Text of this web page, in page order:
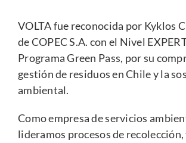
VOLTA fue reconocida por Kyklos
de COPEC S.A. con el Nivel
Programa Green Pass, por su
gestión de residuos en Chile y la
ambiental.
Como empresa de servicios
lideramos procesos de